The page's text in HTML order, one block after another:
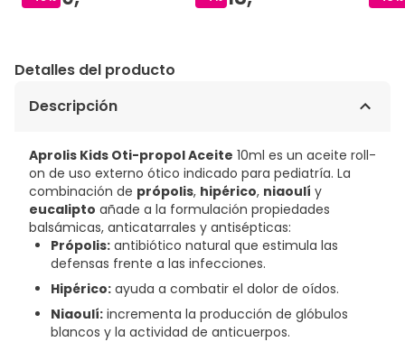
Detalles del producto
Descripción
Aprolis Kids Oti-propol Aceite 10ml es un aceite roll-
on de uso externo ótico indicado para pediatría. La
combinación de própolis, hipérico, niaoulí y
eucalipto añade a la formulación propiedades
balsámicas, anticatarrales y antisépticas:
Própolis: antibiótico natural que estimula las
defensas frente a las infecciones.
Hipérico: ayuda a combatir el dolor de oídos.
Niaoulí: incrementa la producción de glóbulos
blancos y la actividad de anticuerpos.